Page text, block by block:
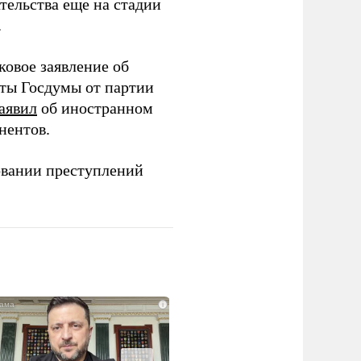
еще на стадии
заявление об
Госдумы от партии
об иностранном
преступлений
i